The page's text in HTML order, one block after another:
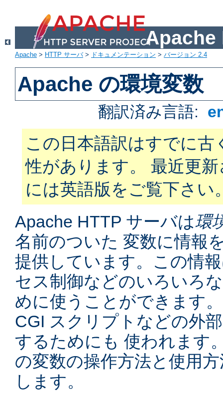
Apache
Apache > HTTP サーバ> ドキュメンテーション > バージョン 2.4
Apache の環境変数
翻訳済み言語:
この日本語訳はすでに古
性があります。 最近更
には英語版をご覧下さい
Apache HTTP サーバは環
名前のついた 変数に情報
提供しています。この情
セス制御などのいろいろ
めに使うことができます
CGI スクリプトなどの外
するためにも 使われます
の変数の操作方法と使用
します。